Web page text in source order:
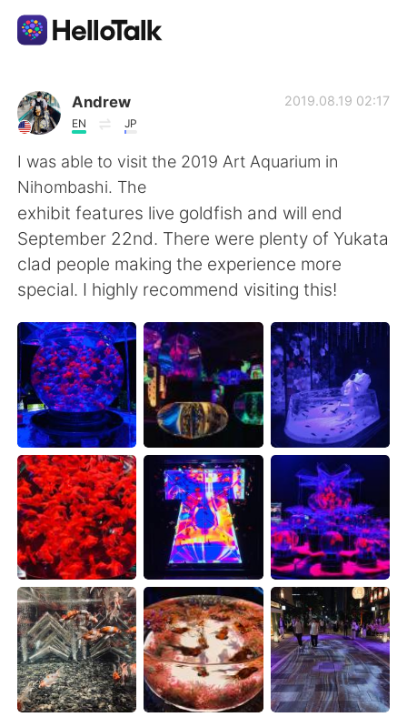
Aplikasi Pertukaran Bahasa
AI Grammar Checker
Indonesia
English 简体中文
繁體中文 Español
العربية Français
Deutsch 日本語
한국어 Русский
ไทย Italiano
Türkçe Tiếng Việt
Português
Andrew
EN JP
2019.08.19 02:17
I was able to visit the 2019 Art Aquarium in
Nihombashi. The
exhibit features live goldfish and will end
September 22nd. There were plenty of Yukata
clad people making the experience more
special. I highly recommend visiting this!